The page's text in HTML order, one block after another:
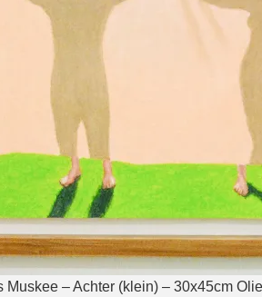
Muskee – Achter (klein) – 30x45cm